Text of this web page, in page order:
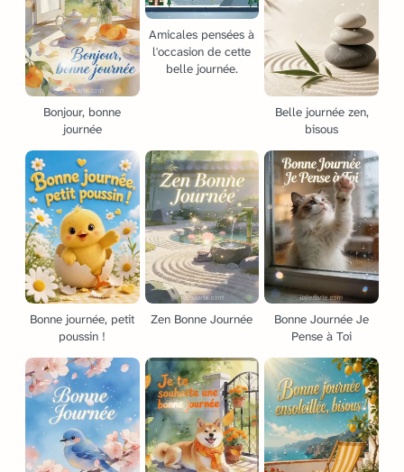
Bonjour, bonne
journée
Amicales pensées à
l'occasion de cette
belle journée.
Belle journée zen,
bisous
Bonne journée, petit
poussin !
Zen Bonne Journée
Bonne Journée Je
Pense à Toi